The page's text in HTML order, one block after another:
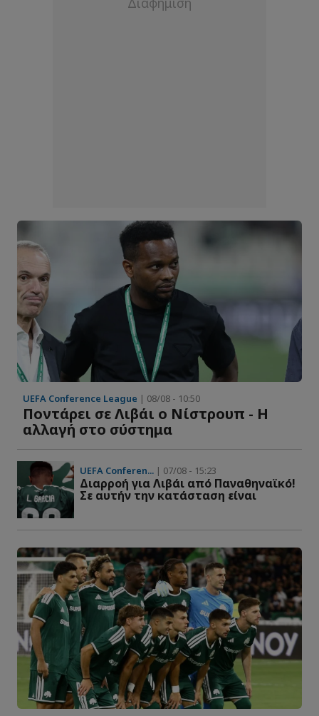
UEFA Conference League | 08/08 - 10:50
Ποντάρει σε Λιβάι ο Νίστρουπ - Η
αλλαγή στο σύστημα
UEFA Conferen... | 07/08 - 15:23
Διαρροή για Λιβάι από Παναθηναϊκό!
Σε αυτήν την κατάσταση είναι